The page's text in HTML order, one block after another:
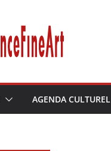
AGENDA CULTUREL